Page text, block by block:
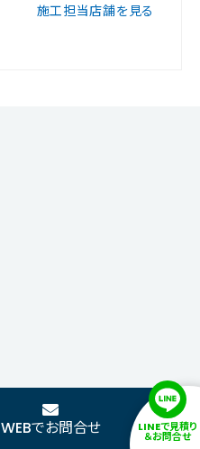
施工担当店舗を見る
WEBでお問合せ LINEで見積り
＆お問合せ